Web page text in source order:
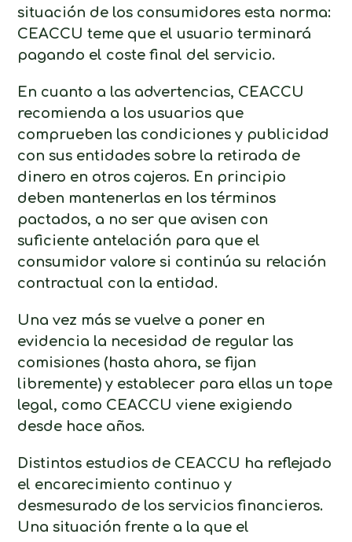
situación de los consumidores esta norma:
CEACCU teme que el usuario terminará
pagando el coste final del servicio.
En cuanto a las advertencias, CEACCU
recomienda a los usuarios que
comprueben las condiciones y publicidad
con sus entidades sobre la retirada de
dinero en otros cajeros. En principio
deben mantenerlas en los términos
pactados, a no ser que avisen con
suficiente antelación para que el
consumidor valore si continúa su relación
contractual con la entidad.
Una vez más se vuelve a poner en
evidencia la necesidad de regular las
comisiones (hasta ahora, se fijan
libremente) y establecer para ellas un tope
legal, como CEACCU viene exigiendo
desde hace años.
Distintos estudios de CEACCU ha reflejado
el encarecimiento continuo y
desmesurado de los servicios financieros.
Una situación frente a la que el